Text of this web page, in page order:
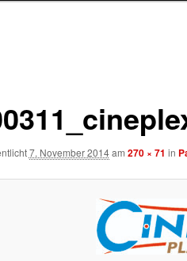
7. November 2014am 270 × 71 in